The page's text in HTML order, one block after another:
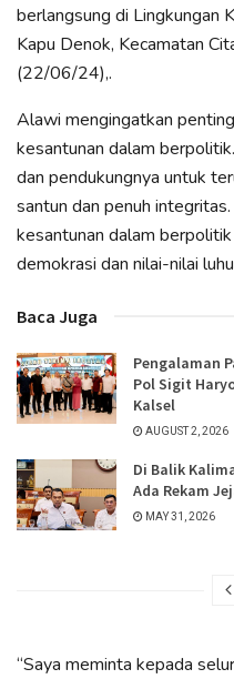
berlangsung di Lingkungan
Kapu Denok, Kecamatan
(22/06/24),.
Alawi mengingatkan
kesantunan dalam
dan pendukungnya untuk
santun dan penuh
kesantunan dalam
demokrasi dan nilai-nilai
Baca Juga
Pengalaman
Pol Sigit
Kalsel
AUGUST 2, 2026
Di Balik
Ada Rekam
MAY 31, 2026
“Saya meminta kepada